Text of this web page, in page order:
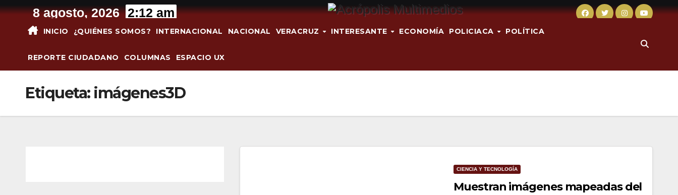
Saltar
contenido
8 agosto, 2026 2:12 am
INICIO ¿QUIÉNES SOMOS? INTERNACIONAL NACIONAL VERACRUZ INTERESANTE ECONOMÍA POLICIACA POLÍTICA
REPORTE CIUDADANO COLUMNAS ESPACIO UX
Etiqueta: imágenes3D
CIENCIA Y TECNOLOGÍA
Muestran imágenes mapeadas del